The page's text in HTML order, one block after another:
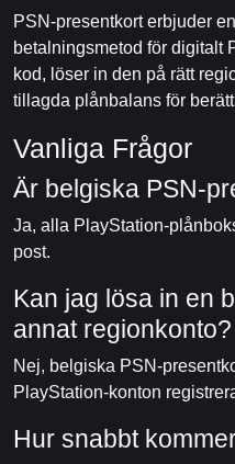
PSN-presentkort erbjuder
betalningsmetod för digitalt
kod, löser in den på rätt
tillagda plånbalans för
Vanliga Frågor
Är belgiska PSN-
Ja, alla PlayStation-
post.
Kan jag lösa in en
annat regionkonto?
Nej, belgiska PSN-
PlayStation-konton
Hur snabbt